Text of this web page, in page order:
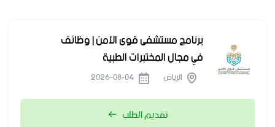
برنامج مستشفى قوى الأمن | وظائف
في مجال المختبرات الطبية
الرياض
تقديم الطلب